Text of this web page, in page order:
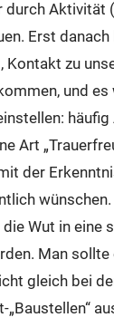
Aktivität
Erst danach
Kontakt zu
und
häufig
Art
der
Wut in eine
Man sollte
gleich bei